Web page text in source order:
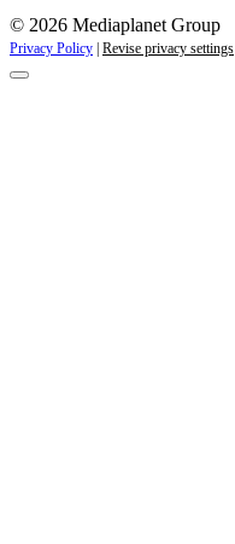
© 2026 Mediaplanet Group
Privacy Policy Revise privacy settings